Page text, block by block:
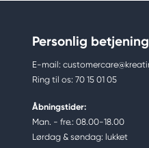
Personlig betjening
E-mail:
Ring til os: 70 15 01 05
Åbningstider:
Man. - fre.: 08.00-18.00
Lørdag & søndag: lukket